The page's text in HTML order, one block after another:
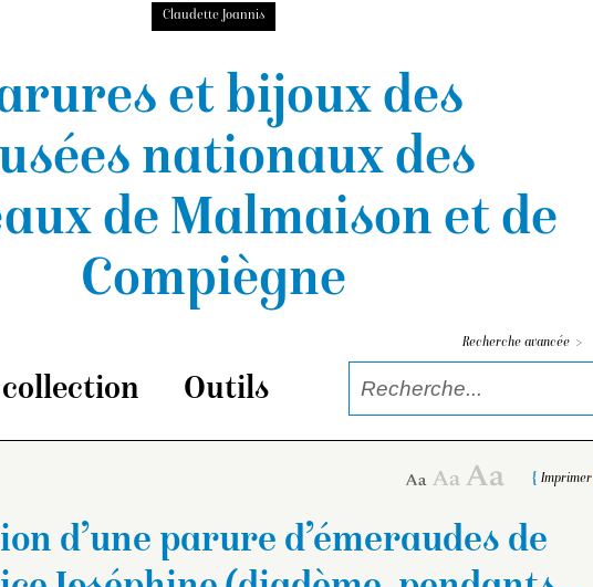
Claudette Joannis
et bijoux des
nationauxdes
de Malmaison et de
Compiègne
Outils
Recherche avancée >
Imprimer
d’une parure d’émeraudes de